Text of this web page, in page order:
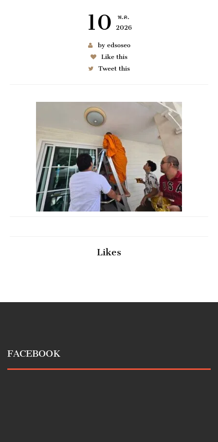
10
พ.ค.
2026
by edsoseo
Like this
Tweet this
Likes
FACEBOOK